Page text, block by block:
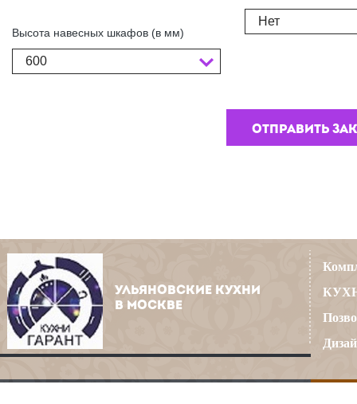
Высота навесных шкафов (в мм)
600
Нет
УЛЬЯНОВСКИЕ КУХНИ
В МОСКВЕ